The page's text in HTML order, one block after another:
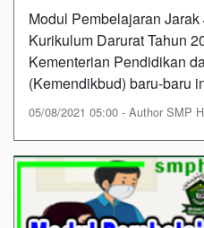
Modul Pembelajaran
Kurikulum Darurat Tahun
Kementerian Pendidikan
(Kemendikbud) baru-baru
05/08/2021 05:00 - Author SMP